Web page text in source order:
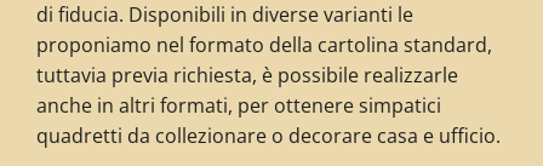
di fiducia. Disponibili in diverse varianti le
proponiamo nel formato della cartolina standard,
tuttavia previa richiesta, è possibile realizzarle
anche in altri formati, per ottenere simpatici
quadretti da collezionare o decorare casa e ufficio.